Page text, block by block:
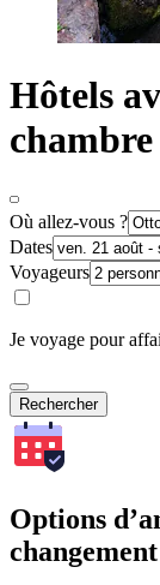
Hôtels
Où allez-vous ?
Dates
Voyageurs
Je voyage pour
Rechercher
Options